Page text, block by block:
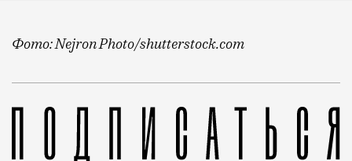
Фото: Nejron Photo/shutterstock.com
Сегодня появилась новость, что число новых